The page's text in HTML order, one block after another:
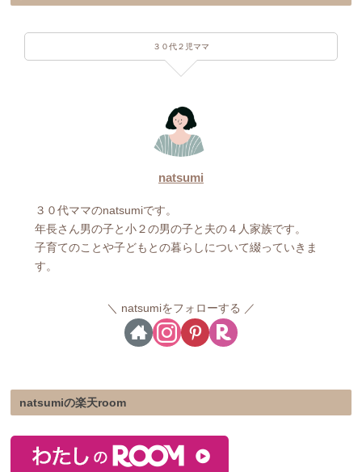
３０代２児ママ
natsumi
３０代ママのnatsumiです。
年長さん男の子と小２の男の子と夫の４人家族です。
子育てのことや子どもとの暮らしについて綴っていきま
す。
natsumiをフォローする
natsumiの楽天room